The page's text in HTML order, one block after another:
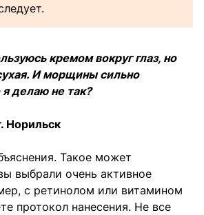
кремом вокруг глаз, но
И морщины сильно
делаю не так?
Норильск
Такое может
выбрали очень активное
с ретинолом или витамином
протокол нанесения. Не все